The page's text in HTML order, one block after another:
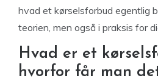
hvad et kørselsforbud egentlig
teorien, men også i praksis for
Hvad er et
hvorfor får man